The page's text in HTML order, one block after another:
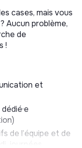
adhérent·es
calendrier,
assurés par
salons,
et ses actions.
de
cases, mais vous
Aucun problème,
de
!
et
de l’équipe et de
journées